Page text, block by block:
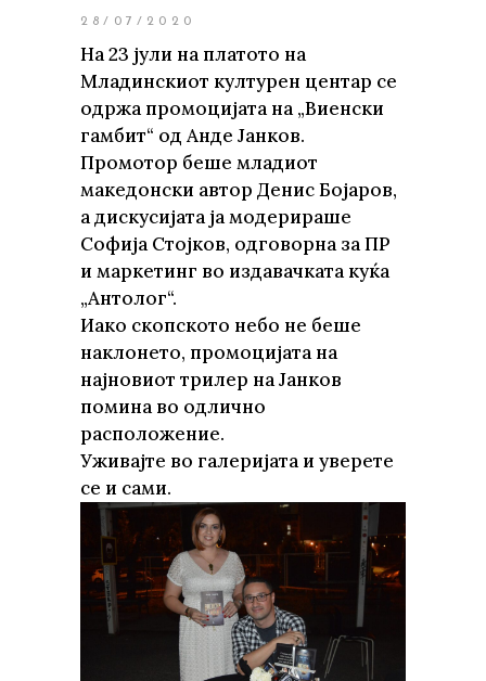
28/07/2020
На 23 јули на платото на
Младинскиот културен центар се
одржа промоцијата на „Виенски
гамбит“ од Анде Јанков.
Промотор беше младиот
македонски автор Денис Бојаров,
а дискусијата ја модерираше
Софија Стојков, одговорна за ПР
и маркетинг во издавачката куќа
„Антолог“.
Иако скопското небо не беше
наклонето, промоцијата на
најновиот трилер на Јанков
помина во одлично
расположение.
Уживајте во галеријата и уверете
се и сами.